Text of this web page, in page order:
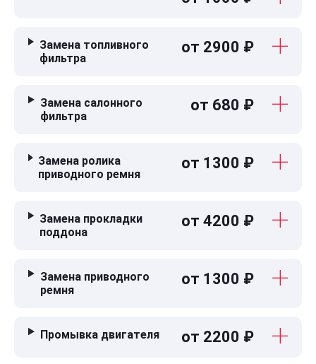
Замена топливного
фильтра
от 2900 ₽
Замена салонного
фильтра
от 680 ₽
Замена ролика
приводного ремня
от 1300 ₽
Замена прокладки
поддона
от 4200 ₽
Замена приводного
ремня
от 1300 ₽
Промывка двигателя от 2200 ₽